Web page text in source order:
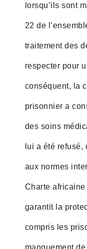
lorsqu’ils sont
22 de
traitement des
respecter pour
conséquent, la
prisonnier a
des soins
lui a été
aux normes
Charte africaine
garantit la
compris les
manquement